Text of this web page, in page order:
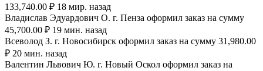
133,740.00 ₽ 18 мир. назад
Владислав Эдуардович О. г. Пенза оформил заказ на сумму
45,700.00 ₽ 19 мин. назад
Всеволод З. г. Новосибирск оформил заказ на сумму 31,980.00
₽ 20 мин. назад
Валентин Львович Ю. г. Новый Оскол оформил заказ на